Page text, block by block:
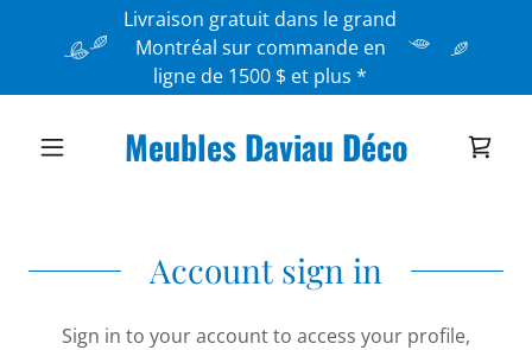
Livraison gratuit dans le grand
Montréal sur commande en
ligne de 1500 $ et plus *
Meubles Daviau Déco
Account sign in
Sign in to your account to access your profile,